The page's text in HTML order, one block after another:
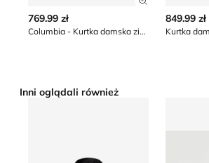
Zobacz
769.99 zł
Columbia - Kurtka damska zimowa
849.99 zł
Inni oglądali również